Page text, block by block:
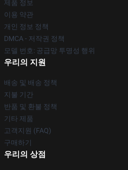
제품 정보
이용 약관
개인 정보 정책
DMCA - 저작권 정책
모델 번호: 공급망 투명성 행위
우리의 지원
배송 및 배송 정책
지불 기간
반품 및 환불 정책
기타 제품
고객지원 (FAQ)
구매하기
우리의 상점